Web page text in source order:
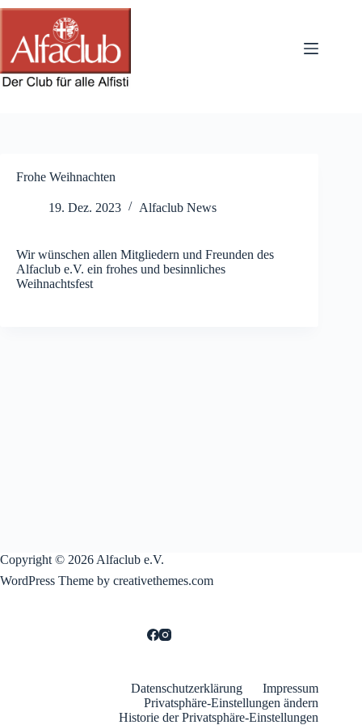
Zum
springen
Frohe Weihnachten
19. Dez. 2023 Alfaclub News
Wir wünschen allen Mitgliedern und Freunden des
Alfaclub e.V. ein frohes und besinnliches
Weihnachtsfest
Copyright © 2026 Alfaclub e.V.
WordPress Theme by creativethemes.com
Datenschutzerklärung
Impressum
Privatsphäre-Einstellungen ändern
Historie der Privatsphäre-Einstellungen